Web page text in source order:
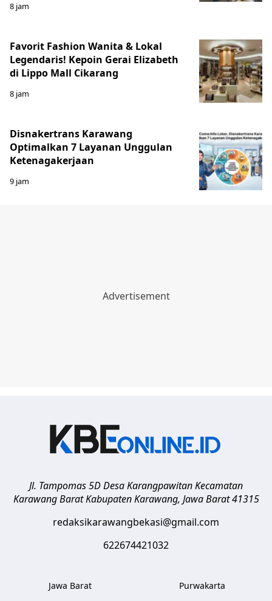
8 jam
Favorit Fashion Wanita & Lokal
Legendaris! Kepoin Gerai Elizabeth
di Lippo Mall Cikarang
8 jam
Disnakertrans Karawang
Optimalkan 7 Layanan Unggulan
Ketenagakerjaan
9 jam
Jl. Tampomas 5D Desa Karangpawitan Kecamatan
Karawang Barat Kabupaten Karawang, Jawa Barat 41315
redaksikarawangbekasi@gmail.com
622674421032
Jawa Barat Purwakarta